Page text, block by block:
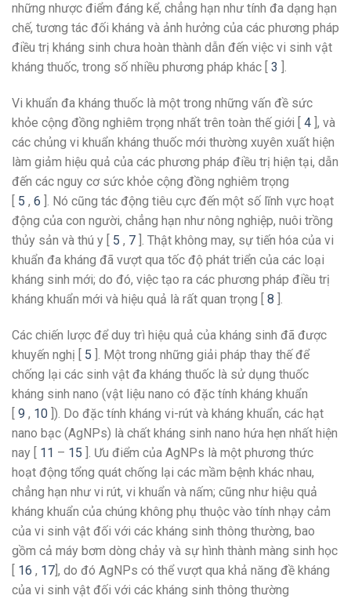
những nhược điểm đáng kể, chẳng hạn như tính đa dạng hạn
chế, tương tác đối kháng và ảnh hưởng của các phương pháp
điều trị kháng sinh chưa hoàn thành dẫn đến việc vi sinh vật
kháng thuốc, trong số nhiều phương pháp khác [ 3 ].
Vi khuẩn đa kháng thuốc là một trong những vấn đề sức
khỏe cộng đồng nghiêm trọng nhất trên toàn thế giới [ 4 ], và
các chủng vi khuẩn kháng thuốc mới thường xuyên xuất hiện
làm giảm hiệu quả của các phương pháp điều trị hiện tại, dẫn
đến các nguy cơ sức khỏe cộng đồng nghiêm trọng
5 , 6 ]. Nó cũng tác động tiêu cực đến một số lĩnh vực hoạt
động của con người, chẳng hạn như nông nghiệp, nuôi trồng
thủy sản và thú y [ 5 , 7 ]. Thật không may, sự tiến hóa của vi
khuẩn đa kháng đã vượt qua tốc độ phát triển của các loại
kháng sinh mới; do đó, việc tạo ra các phương pháp điều trị
kháng khuẩn mới và hiệu quả là rất quan trọng [ 8 ].
Các chiến lược để duy trì hiệu quả của kháng sinh đã được
khuyến nghị [ 5 ]. Một trong những giải pháp thay thế để
chống lại các sinh vật đa kháng thuốc là sử dụng thuốc
kháng sinh nano (vật liệu nano có đặc tính kháng khuẩn
[ 9 , 10 ]). Do đặc tính kháng vi-rút và kháng khuẩn, các hạt
nano bạc (AgNPs) là chất kháng sinh nano hứa hẹn nhất hiện
nay [ 11 – 15 ]. Ưu điểm của AgNPs là một phương thức
hoạt động tổng quát chống lại các mầm bệnh khác nhau,
chẳng hạn như vi rút, vi khuẩn và nấm; cũng như hiệu quả
kháng khuẩn của chúng không phụ thuộc vào tính nhạy cảm
của vi sinh vật đối với các kháng sinh thông thường, bao
gồm cả máy bơm dòng chảy và sự hình thành màng sinh học
[ 16 , 17 ], do đó AgNPs có thể vượt qua khả năng đề kháng
của vi sinh vật đối với các kháng sinh thông thường